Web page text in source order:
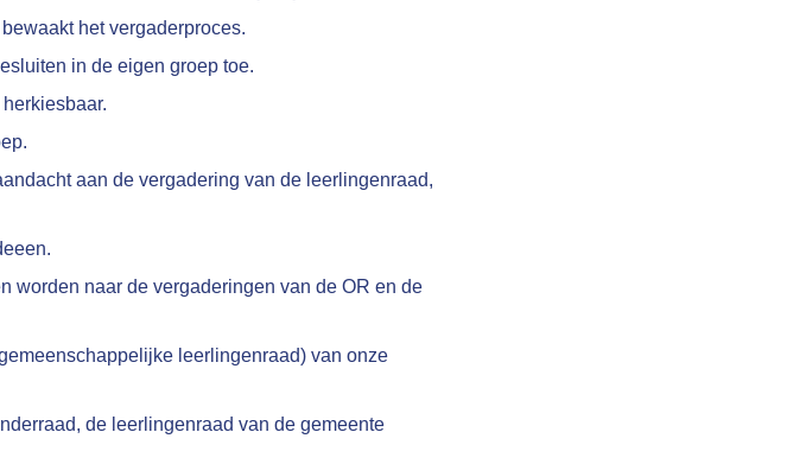
het vergaderproces.
in de eigen groep toe.
aan de vergadering van de leerlingenraad,
worden naar de vergaderingen van de OR en de
leerlingenraad) van onze
de leerlingenraad van de gemeente